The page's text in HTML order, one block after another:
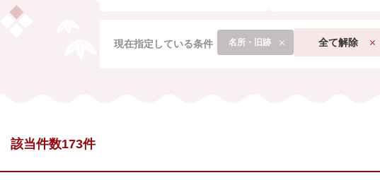
現在指定している条件 名所・旧跡 全て解除
該当件数173件